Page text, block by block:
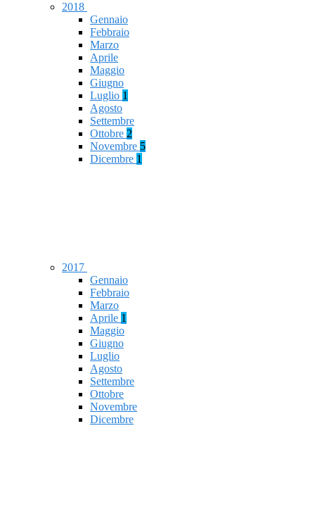
2018
Gennaio
Febbraio
Marzo
Aprile
Maggio
Giugno
Luglio 1
Agosto
Settembre
Ottobre 2
Novembre 5
Dicembre 1
2017
Gennaio
Febbraio
Marzo
Aprile 1
Maggio
Giugno
Luglio
Agosto
Settembre
Ottobre
Novembre
Dicembre